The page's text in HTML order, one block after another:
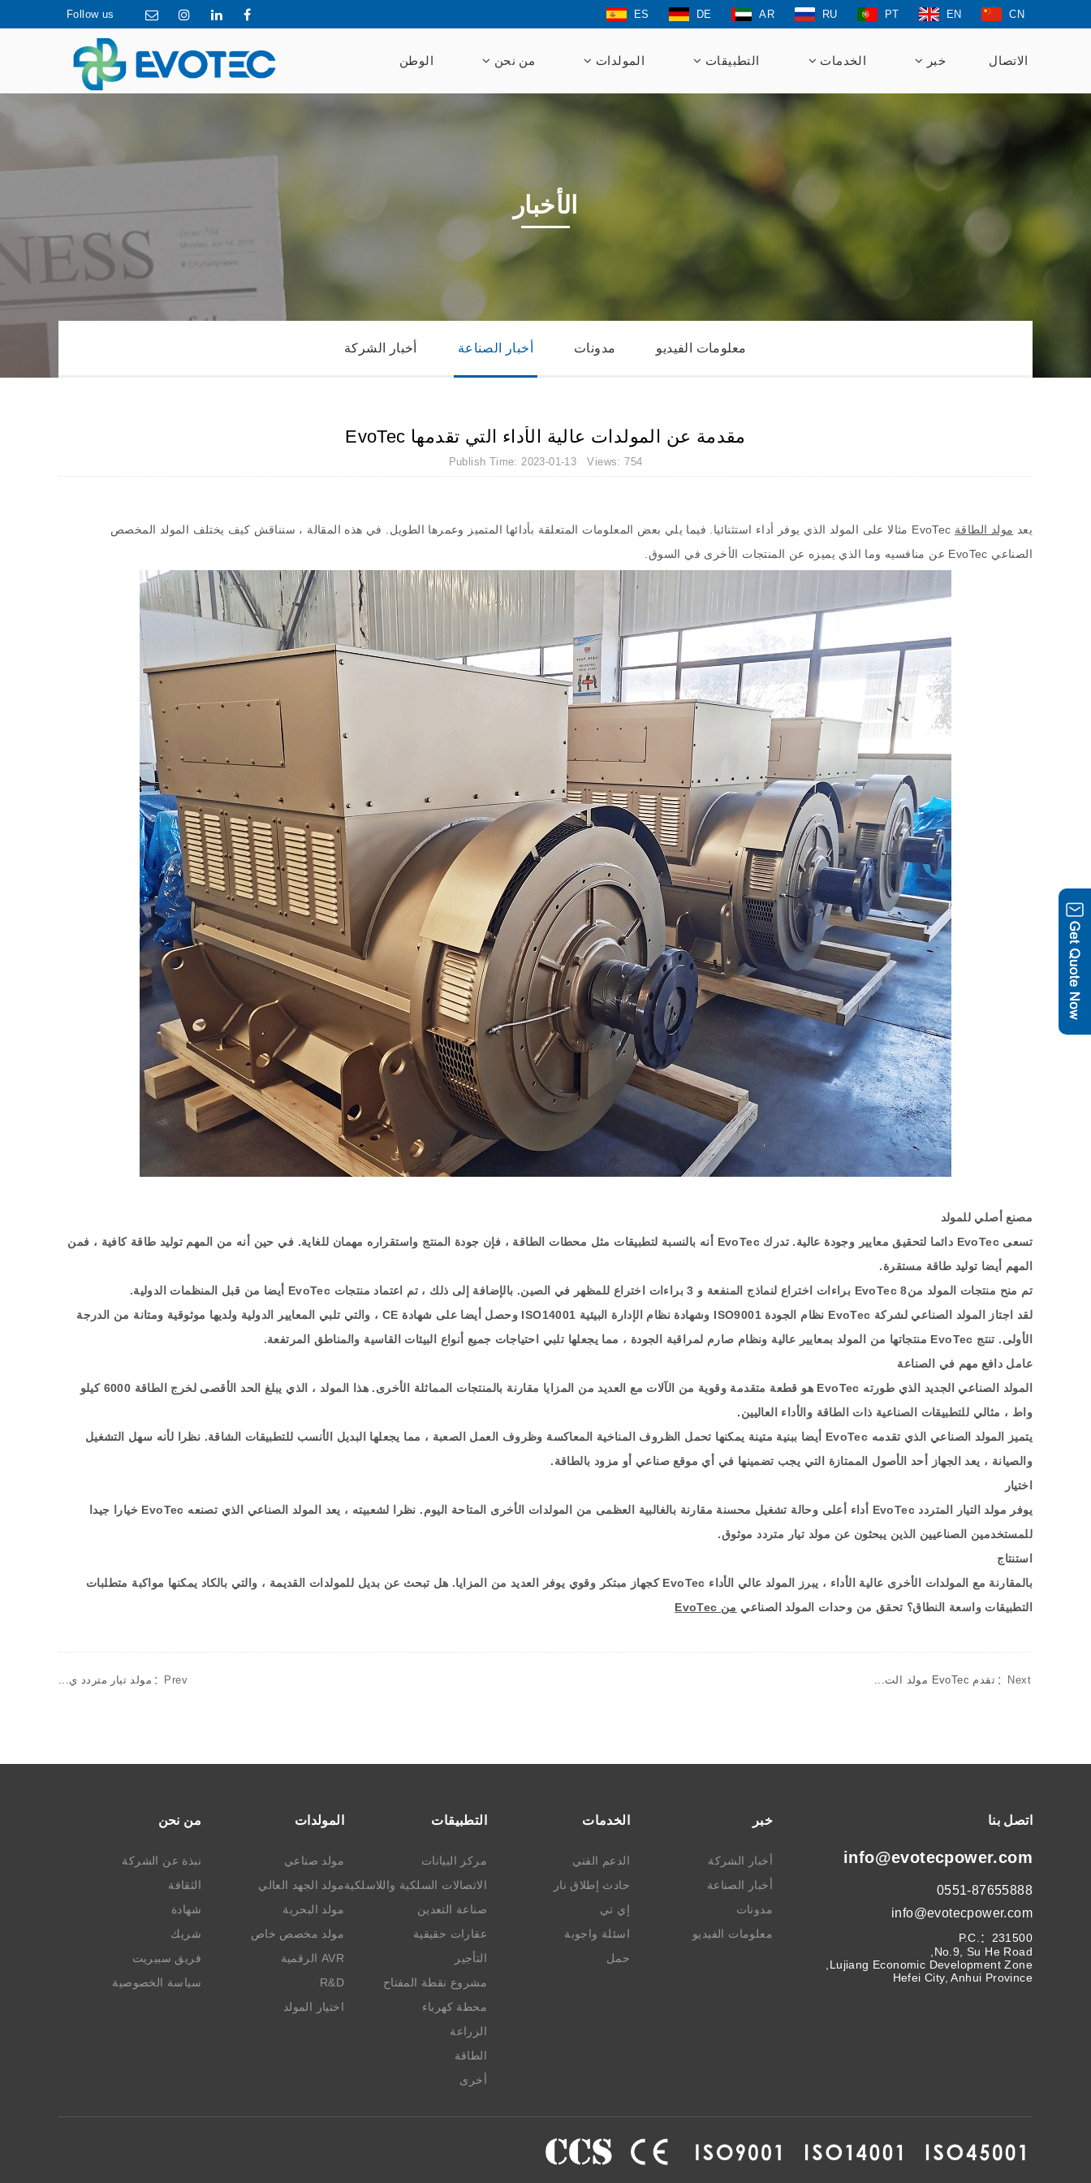
Follow us CN
EN
PT
RU
AR
DE
ES
الوطن من نحن المولدات التطبيقات الخدمات خبر الاتصال
الأخبار
أخبار الشركة أخبار الصناعة مدونات معلومات الفيديو
مقدمة عن المولدات عالية الأداء التي تقدمها EvoTec
Publish Time: 2023-01-13 Views: 754
يعد مولد الطاقة مثالا على المولد الذي يوفر أداء استثنائيا فيما يلي بعض المعلومات المتعلقة بأدائها المتميز وعمرها الطويل
في هذه المقالة ، سنناقش كيف يختلف المولد المخصص
الصناعي EvoTec عن منافسيه وما الذي يميزه عن المنتجات الأخرى في السوق
مصنع أصلي للمولد
تسعى EvoTec دائما لتحقيق معايير وجودة عالية.تدرك EvoTec أنه بالنسبة لتطبيقات مثل محطات الطاقة ، فإن جودة المنتج واستقراره مهمان للغاية. في حين أنه من المهم توليد طاقة كافية ، فمن
المهم أيضا توليد طاقة مستقرة.
تم منح منتجات المولد من8
EvoTec براءات اختراع لنماذج المنفعة و 3 براءات اختراع للمظهر في الصين. بالإضافة إلى ذلك ، تم اعتماد منتجات EvoTec أيضا من قبل المنظمات الدولية.
لقد اجتاز المولد الصناعي لشركة EvoTec نظام الجودة ISO9001 وشهادة نظام الإدارة البيئية ISO14001 وحصل أيضا على شهادة CE ، والتي تلبي المعايير الدولية ولديها موثوقية ومتانة من الدرجة
الأولى. تنتج EvoTec منتجاتها من المولد بمعايير عالية ونظام صارم لمراقبة الجودة ، مما يجعلها تلبي احتياجات جميع أنواع البيئات القاسية والمناطق المرتفعة.
عامل دافع مهم في الصناعة
المولد الصناعي الجديد الذي طورته EvoTec هو قطعة متقدمة وقوية من الآلات مع العديد من المزايا مقارنة بالمنتجات المماثلة الأخرى.هذا المولد ، الذي يبلغ الحد الأقصى لخرج الطاقة 6000 كيلو
واط ، مثالي للتطبيقات الصناعية ذات الطاقة والأداء العاليين.
يتميز المولد الصناعي الذي تقدمه EvoTec أيضا ببنية متينة يمكنها تحمل الظروف المناخية المعاكسة وظروف العمل الصعبة ، مما يجعلها البديل الأنسب للتطبيقات الشاقة. نظرا لأنه سهل التشغيل
والصيانة ، يعد الجهاز أحد الأصول الممتازة التي يجب تضمينها في أي موقع صناعي أو مزود بالطاقة.
اختيار
يوفر مولد التيار المتردد EvoTec أداء أعلى وحالة تشغيل محسنة مقارنة بالغالبية العظمى من المولدات الأخرى المتاحة اليوم. نظرا لشعبيته ، يعد المولد الصناعي الذي تصنعه EvoTec خيارا جيدا
للمستخدمين الصناعيين الذين يبحثون عن مولد تيار متردد موثوق.
استنتاج
بالمقارنة مع المولدات الأخرى عالية الأداء ، يبرز المولد عالي الأداء EvoTec كجهاز مبتكر وقوي يوفر العديد من المزايا. هل تبحث عن بديل للمولدات القديمة ، والتي بالكاد يمكنها مواكبة متطلبات
التطبيقات واسعة النطاق؟ تحقق من وحدات المولد الصناعي من EvoTec
Next： تقدم EvoTec مولد الت... Prev： مولد تيار متردد ي...
من نحن
نبذة عن الشركة
الثقافة
شهادة
شريك
فريق سبيريت
سياسة الخصوصية
المولدات
مولد صناعي
مولد الجهد العالي
مولد البحرية
مولد مخصص خاص
AVR الرقمية
R&D
اختيار المولد
التطبيقات
مركز البيانات
الاتصالات السلكية واللاسلكية
صناعة التعدين
عقارات حقيقية
التأجير
مشروع نقطة المفتاح
محطة كهرباء
الزراعة
الطاقة
أخرى
الخدمات
الدعم الفني
حادث إطلاق نار
إي تي
اسئلة واجوبة
حمل
خبر
أخبار الشركة
أخبار الصناعة
مدونات
معلومات الفيديو
اتصل بنا
info@evotecpower.com
0551-87655888
info@evotecpower.com
P.C.：231500
No.9, Su He Road,
Lujiang Economic Development Zone,
Hefei City, Anhui Province